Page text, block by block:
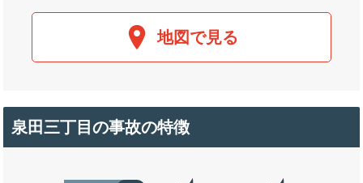
地図で見る
泉田三丁目の事故の特徴